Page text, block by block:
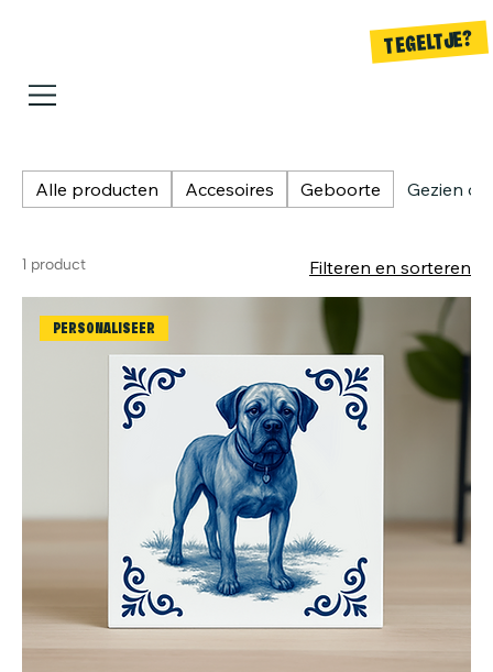
TEGELTJE?
Alle producten Accesoires Geboorte Gezien
1 product Filteren en sorteren
PERSONALISEER